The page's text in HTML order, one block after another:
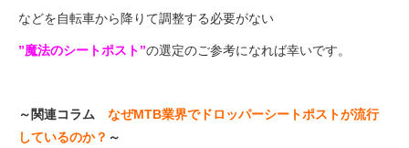
などを自転車から降りて調整する必要がない
”魔法のシートポスト”の選定のご参考になれば幸いです。
～関連コラム なぜMTB業界でドロッパーシートポストが流行
しているのか？ ～